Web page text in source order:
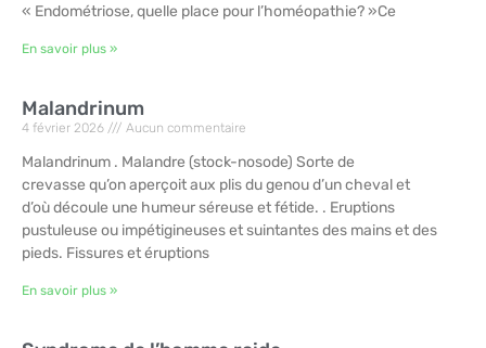
« Endométriose, quelle place pour l’homéopathie? »Ce
En savoir plus »
Malandrinum
4 février 2026 Aucun commentaire
Malandrinum . Malandre (stock-nosode) Sorte de
crevasse qu’on aperçoit aux plis du genou d’un cheval et
d’où découle une humeur séreuse et fétide. . Eruptions
pustuleuse ou impétigineuses et suintantes des mains et des
pieds. Fissures et éruptions
En savoir plus »